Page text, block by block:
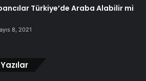
Türkiye’de Araba Alabilir mi
8, 2021